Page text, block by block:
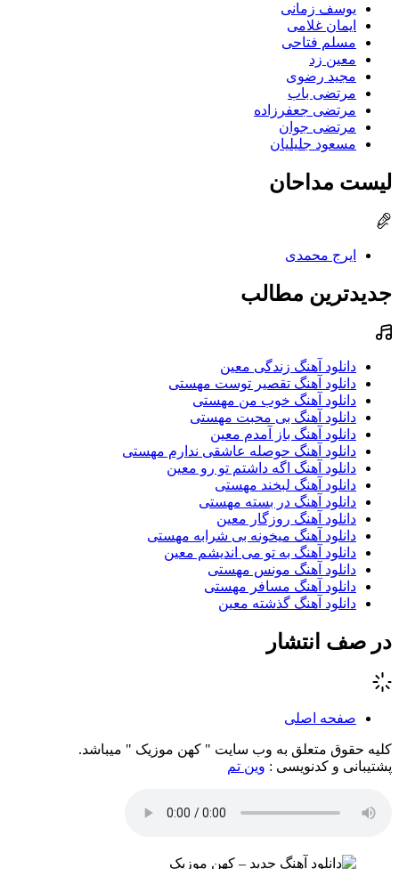
یوسف زمانی
ایمان غلامی
مسلم فتاحی
معین زد
مجید رضوی
مرتضی باب
مرتضی جعفرزاده
مرتضی جوان
مسعود جلیلیان
لیست مداحان
ایرج محمدی
جدیدترین مطالب
دانلود آهنگ زندگی معین
دانلود آهنگ تقصیر توست مهستی
دانلود آهنگ خوب من مهستی
دانلود آهنگ بی محبت مهستی
دانلود آهنگ باز آمدم معین
دانلود آهنگ حوصله عاشقی ندارم مهستی
دانلود آهنگ اگه داشتم تو رو معین
دانلود آهنگ لبخند مهستی
دانلود آهنگ در بسته مهستی
دانلود آهنگ روزگار معین
دانلود آهنگ میخونه بی شرابه مهستی
دانلود آهنگ به تو می اندیشم معین
دانلود آهنگ مونس مهستی
دانلود آهنگ مسافر مهستی
دانلود آهنگ گذشته معین
در صف انتشار
صفحه اصلی
کلیه حقوق متعلق به وب سایت " کهن موزیک " میباشد.
پشتیبانی و کدنویسی : وین تم